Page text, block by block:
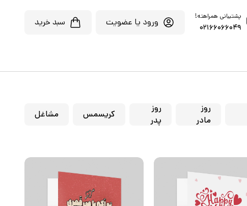
پشتیبانی همراهته!
۰۲۱۶۶۰۶۶۰۴۹ ورود یا عضویت سبد خرید
روز
مادر
روز
پدر
کریسمس مشاغل